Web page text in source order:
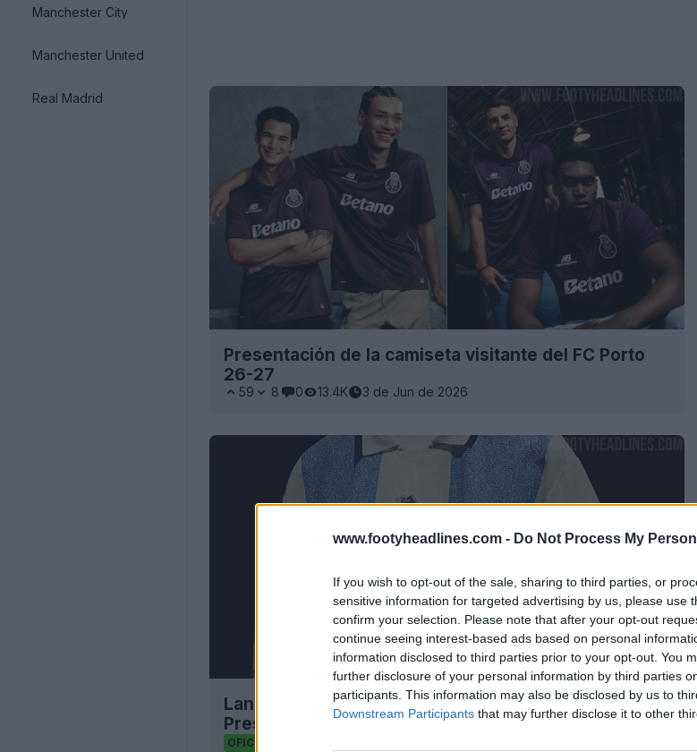
www.footyheadlines.com - Do Not Process My
If you wish to opt-out of the sale, sharing to third parties, or
sensitive information for targeted advertising by us, please use
confirm your selection. Please note that after your opt-out
continue seeing interest-based ads based on personal
information disclosed to third parties prior to your opt-out. You
further disclosure of your personal information by third parties
participants. This information may also be disclosed by us to
Downstream Participants that may further disclose it to other
Manchester City
Manchester United
Real Madrid
Presentación de la camiseta visitante del FC Porto
26-27
59 8 0 13.4K 3 de Jun de 2026
Lanzamiento de la camiseta Lifestyle «President Of
Presidents» del FC Porto 2026
OFICIAL